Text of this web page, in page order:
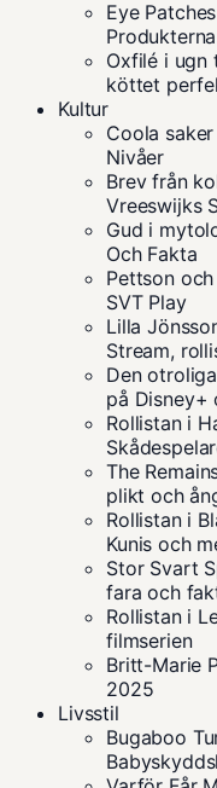
Eye
Oxfilé i ugn
köttet
Kultur
Coola
Nivåer
Brev från
Vreeswijks
Gud i
Och Fakta
Pettson
SVT Play
Lilla
Stream,
Den
på Disney+
Rollistan i
The
plikt och
Rollistan i
Kunis och
Stor Svart
fara och
Rollistan i
filmserien
Britt-Marie
2025
Livsstil
Bugaboo